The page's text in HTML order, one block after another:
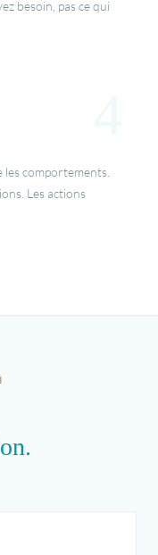
besoin, pas ce qui
comportements.
Les actions